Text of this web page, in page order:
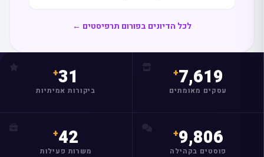
לכל הדיונים בפורום תרפיסטים ←
7,619
עסקים מאומתים
31
ביקורות אמיתיות
9,806
פוסטים בקהילה
42
משרות פעילות